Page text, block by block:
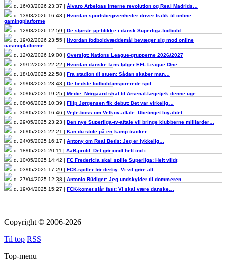
d. 16/03/2026 23:37 | Álvaro Arbeloas interne revolution og Real Madrids…
d. 13/03/2026 16:43 | Hvordan sportsbegivenheder driver trafik til online
gamingplatforme
d. 12/03/2026 12:59 | De største øjeblikke i dansk Superliga-fodbold
d. 19/02/2026 23:55 | Hvordan fodboldvæddemål bevæger sig mod online
casinoplatforme…
d. 12/02/2026 19:00 | Oversigt: Nations League-grupperne 2026/2027
d. 29/12/2025 22:22 | Hvordan danske fans følger EFL League One…
d. 18/10/2025 22:58 | Fra stadion til stuen: Sådan skaber man…
d. 29/08/2025 23:43 | De bedste fodbold-inspirerede spil
d. 30/06/2025 19:25 | Medie: Nørgaard skal til Arsenal-lægetjek denne uge
d. 08/06/2025 10:39 | Filip Jørgensen fik debut: Det var virkelig…
d. 30/05/2025 16:46 | Vejle-boss om Velkov-aftale: Ubetinget loyalitet
d. 29/05/2025 23:23 | Den nye Superliga-tv-aftale vil bringe klubberne milliarder…
d. 26/05/2025 22:21 | Kan du stole på en kamp tracker…
d. 24/05/2025 16:17 | Antony om Real Betis: Jeg er lykkelig…
d. 18/05/2025 20:11 | AaB-profil: Det gør ondt helt ind i…
d. 10/05/2025 14:42 | FC Fredericia skal spille Superliga: Helt vildt
d. 03/05/2025 17:29 | FCK-spiller før derby: Vi vil gøre alt…
d. 27/04/2025 12:38 | Antonio Rüdiger: Jeg undskylder til dommeren
d. 19/04/2025 15:27 | FCK-komet slår fast: Vi skal være danske…
Copyright © 2006-2026
Til top RSS
Top-menu